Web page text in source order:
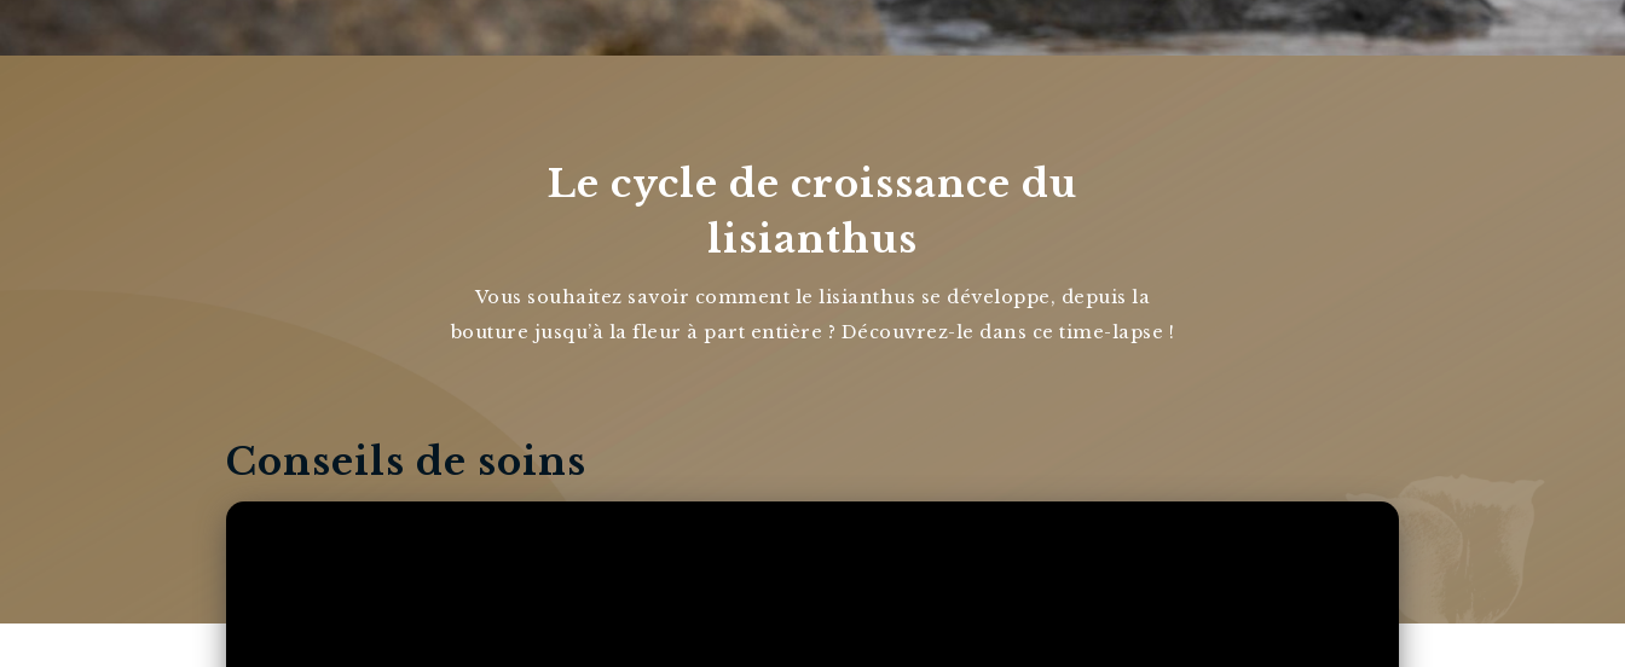
Le cycle de croissance du
lisianthus
Vous souhaitez savoir comment le lisianthus se développe, depuis la
bouture jusqu’à la fleur à part entière ? Découvrez-le dans ce time-lapse !
Conseils de soins